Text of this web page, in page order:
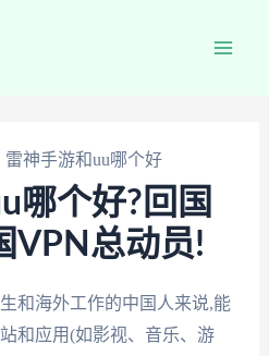
雷神手游和uu哪个好
哪个好?回国
VPN总动员!
和海外工作的中国人来说,能
和应用(如影视、音乐、游